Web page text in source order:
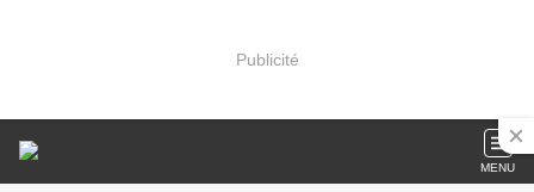
Publicité
MENU